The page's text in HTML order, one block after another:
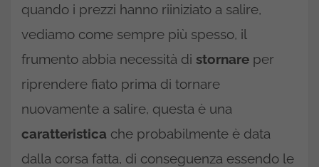
quando i prezzi hanno riiniziato a salire,
vediamo come sempre più spesso, il
frumento abbia necessità di stornare per
riprendere fiato prima di tornare
nuovamente a salire, questa è una
caratteristica che probabilmente è data
dalla corsa fatta, di conseguenza essendo le